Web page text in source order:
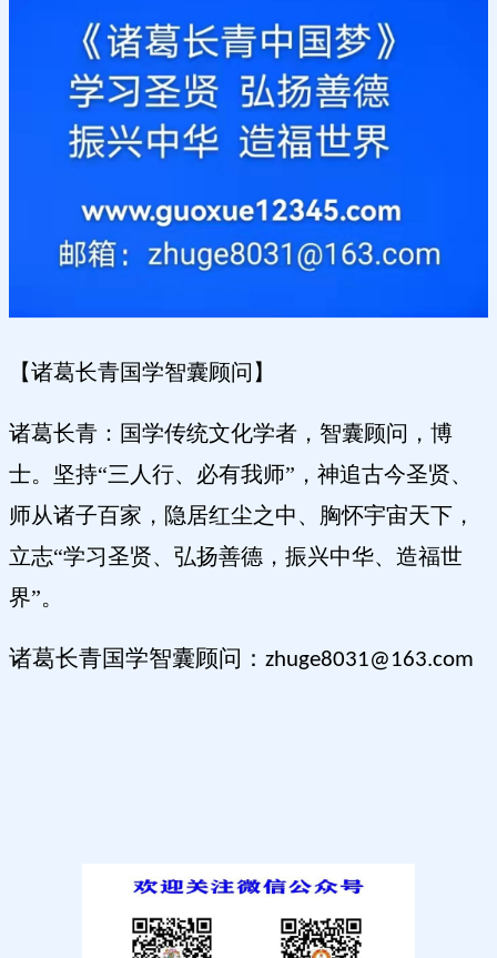
【诸葛长青国学智囊顾问】
诸葛长青：国学传统文化学者，智囊顾问，博
士。坚持“三人行、必有我师”，神追古今圣贤、
师从诸子百家，隐居红尘之中、胸怀宇宙天下，
立志“学习圣贤、弘扬善德，振兴中华、造福世
界”。
诸葛长青国学智囊顾问： zhuge8031@163.com